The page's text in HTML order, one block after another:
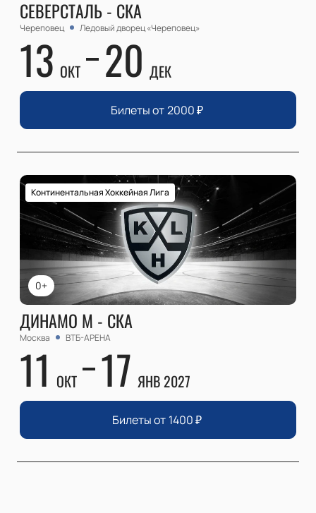
СЕВЕРСТАЛЬ - СКА
Череповец Ледовый дворец «Череповец»
13 ОКТ 20 ДЕК
Билеты от 2000₽
0+
Континентальная Хоккейная Лига
ДИНАМО М - СКА
Москва ВТБ-АРЕНА
11 ОКТ 17 ЯНВ 2027
Билеты от 1400₽